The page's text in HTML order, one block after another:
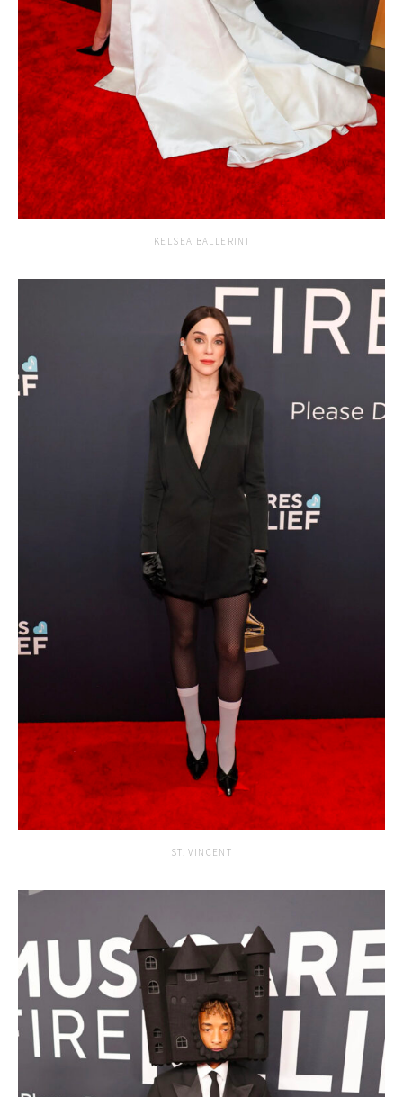
KELSEA BALLERINI
ST. VINCENT